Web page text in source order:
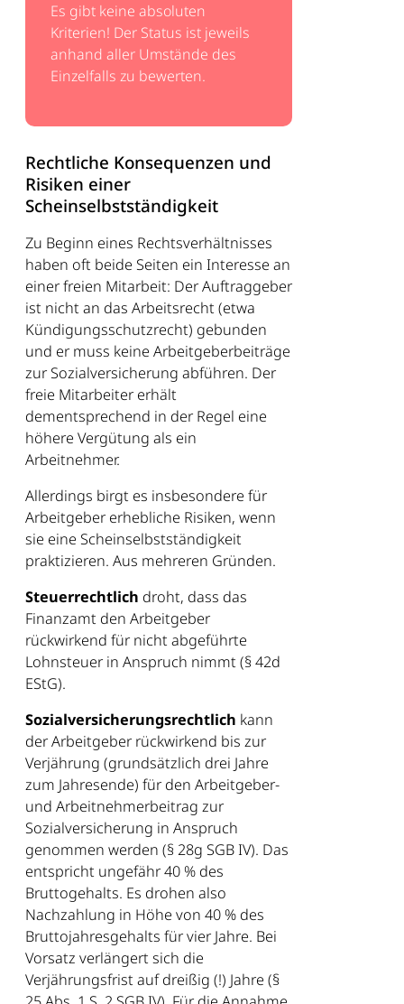
Es gibt keine absoluten
Kriterien! Der Status ist jeweils
anhand aller Umstände des
Einzelfalls zu bewerten.
Rechtliche Konsequenzen und
Risiken einer
Scheinselbstständigkeit
Zu Beginn eines Rechtsverhältnisses
haben oft beide Seiten ein Interesse an
einer freien Mitarbeit: Der Auftraggeber
ist nicht an das Arbeitsrecht (etwa
Kündigungsschutzrecht) gebunden
und er muss keine Arbeitgeberbeiträge
zur Sozialversicherung abführen. Der
freie Mitarbeiter erhält
dementsprechend in der Regel eine
höhere Vergütung als ein
Arbeitnehmer.
Allerdings birgt es insbesondere für
Arbeitgeber erhebliche Risiken, wenn
sie eine Scheinselbstständigkeit
praktizieren. Aus mehreren Gründen.
Steuerrechtlich droht, dass das
Finanzamt den Arbeitgeber
rückwirkend für nicht abgeführte
Lohnsteuer in Anspruch nimmt (§ 42d
EStG).
Sozialversicherungsrechtlich kann
der Arbeitgeber rückwirkend bis zur
Verjährung (grundsätzlich drei Jahre
zum Jahresende) für den Arbeitgeber-
und Arbeitnehmerbeitrag zur
Sozialversicherung in Anspruch
genommen werden (§ 28g SGB IV). Das
entspricht ungefähr 40 % des
Bruttogehalts. Es drohen also
Nachzahlung in Höhe von 40 % des
Bruttojahresgehalts für vier Jahre. Bei
Vorsatz verlängert sich die
Verjährungsfrist auf dreißig (!) Jahre (§